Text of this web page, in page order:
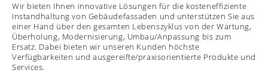
Wir bieten Ihnen innovative Lösungen für die kosteneffiziente
Instandhaltung von Gebäudefassaden und unterstützen Sie aus
einer Hand über den gesamten Lebenszyklus von der Wartung,
Überholung, Modernisierung, Umbau/Anpassung bis zum
Ersatz. Dabei bieten wir unseren Kunden höchste
Verfügbarkeiten und ausgereifte/praxisorientierte Produkte und
Services.